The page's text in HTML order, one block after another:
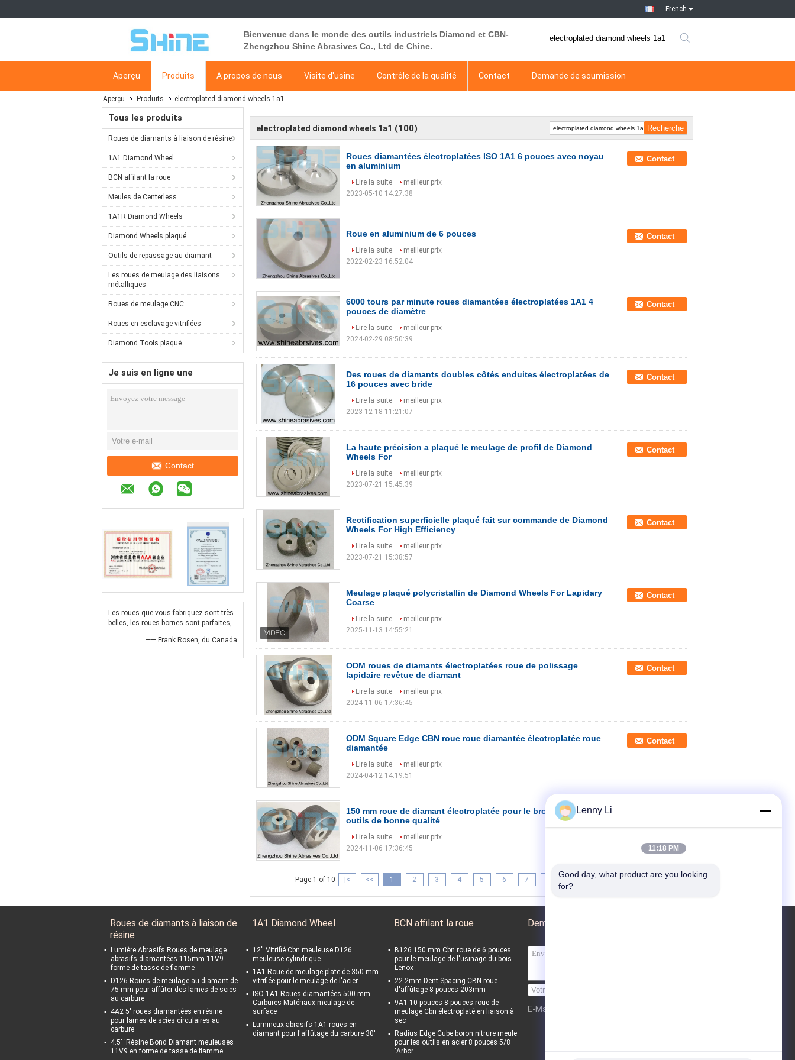
French
Bienvenue dans le monde des outils industriels Diamond et CBN-
Zhengzhou Shine Abrasives Co., Ltd de Chine.
Aperçu Produits A propos de nous Visite d'usine Contrôle de la qualité Contact Demande de soumission
Aperçu Produits electroplated diamond wheels 1a1
Tous les produits
Roues de diamants à liaison de résine
1A1 Diamond Wheel
BCN affilant la roue
Meules de Centerless
1A1R Diamond Wheels
Diamond Wheels plaqué
Outils de repassage au diamant
Les roues de meulage des liaisons
métalliques
Roues de meulage CNC
Roues en esclavage vitrifiées
Diamond Tools plaqué
Je suis en ligne une
discussion en ligne
Contact
Les roues que vous fabriquez sont très
belles, les roues bornes sont parfaites,
—— Frank Rosen, du Canada
electroplated diamond wheels 1a1 (100)
Roues diamantées électroplatées ISO 1A1 6 pouces avec noyau
en aluminium
Contact
Lire la suite
meilleur prix
2023-05-10 14:27:38
Roue en aluminium de 6 pouces Contact
Lire la suite
meilleur prix
2022-02-23 16:52:04
6000 tours par minute roues diamantées électroplatées 1A1 4
pouces de diamètre
Contact
Lire la suite
meilleur prix
2024-02-29 08:50:39
Des roues de diamants doubles côtés enduites électroplatées de
16 pouces avec bride
Contact
Lire la suite
meilleur prix
2023-12-18 11:21:07
La haute précision a plaqué le meulage de profil de Diamond
Wheels For
Contact
Lire la suite
meilleur prix
2023-07-21 15:45:39
Rectification superficielle plaqué fait sur commande de Diamond
Wheels For High Efficiency
Contact
Lire la suite
meilleur prix
2023-07-21 15:38:57
Meulage plaqué polycristallin de Diamond Wheels For Lapidary
Coarse
Contact
Lire la suite
meilleur prix
2025-11-13 14:55:21
ODM roues de diamants électroplatées roue de polissage
lapidaire revêtue de diamant
Contact
Lire la suite
meilleur prix
2024-11-06 17:36:45
ODM Square Edge CBN roue roue diamantée électroplatée roue
diamantée
Contact
Lire la suite
meilleur prix
2024-04-12 14:19:51
150 mm roue de diamant électroplatée pour le broyage des aciers
outils de bonne qualité
Lire la suite
meilleur prix
2024-11-06 17:36:45
Page 1 of 10 |< << 1 2 3 4 5 6 7 9 10 >> >|
Roues de diamants à liaison de
résine
Lumière Abrasifs Roues de meulage
abrasifs diamantées 115mm 11V9
forme de tasse de flamme
D126 Roues de meulage au diamant de
75 mm pour affûter des lames de scies
au carbure
4A2 5' roues diamantées en résine
pour lames de scies circulaires au
carbure
4.5' 'Résine Bond Diamant meuleuses
11V9 en forme de tasse de flamme
1A1 Diamond Wheel
12'' Vitrifié Cbn meuleuse D126
meuleuse cylindrique
1A1 Roue de meulage plate de 350 mm
vitrifiée pour le meulage de l'acier
ISO 1A1 Roues diamantées 500 mm
Carbures Matériaux meulage de
surface
Lumineux abrasifs 1A1 roues en
diamant pour l'affûtage du carbure 30'
BCN affilant la roue
B126 150 mm Cbn roue de 6 pouces
pour le meulage de l'usinage du bois
Lenox
22.2mm Dent Spacing CBN roue
d'affûtage 8 pouces 203mm
9A1 10 pouces 8 pouces roue de
meulage Cbn électroplaté en liaison à
sec
Radius Edge Cube boron nitrure meule
pour les outils en acier 8 pouces 5/8
"Arbor
Demande de soumission
E-Mail
Lenny Li
11:18 PM
Good day, what product are you looking
for?